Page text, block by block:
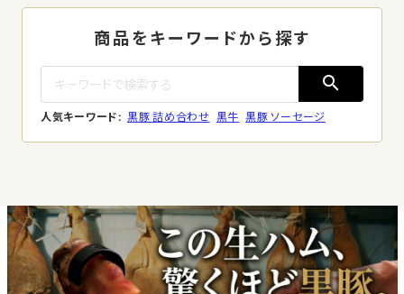
商品をキーワードから探す
search
人気キーワード: 黒豚 詰め合わせ 黒牛 黒豚 ソーセージ